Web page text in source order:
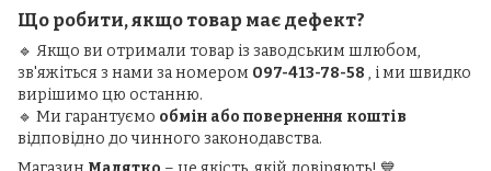
Що робити, якщо товар має дефект?
🔹 Якщо ви отримали товар із заводським шлюбом,
зв'яжіться з нами за номером 097-413-78-58 , і ми швидко
вирішимо цю останню.
🔹 Ми гарантуємо обмін або повернення коштів
відповідно до чинного законодавства.